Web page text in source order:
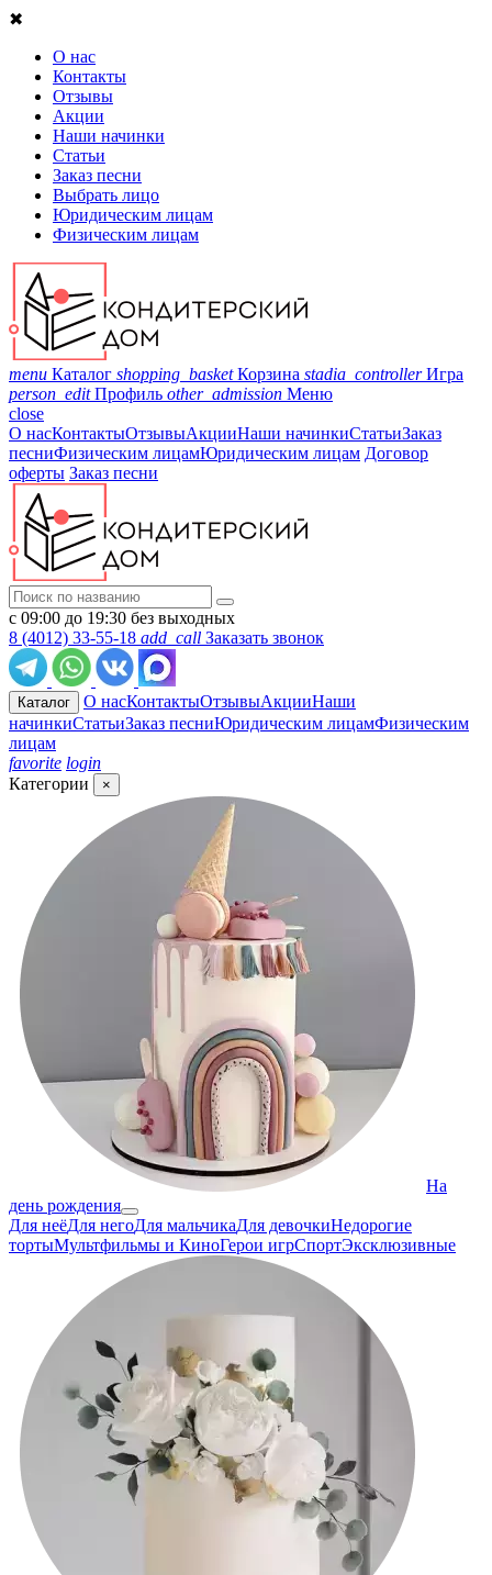
✖
О нас
Контакты
Отзывы
Акции
Наши начинки
Статьи
Заказ песни
Выбрать лицо
Юридическим лицам
Физическим лицам
menu Каталог shopping_basket Корзина stadia_controller Игра
person_edit Профиль other_admission Меню
close
О насКонтактыОтзывыАкцииНаши начинкиСтатьиЗаказ
песниФизическим лицамЮридическим лицам Договор
оферты Заказ песни
с 09:00 до 19:30 без выходных
8 (4012) 33-55-18 add_call Заказать звонок
Каталог О насКонтактыОтзывыАкцииНаши
начинкиСтатьиЗаказ песниЮридическим лицамФизическим
лицам
favorite login
Категории
×
На
день рождения
Для неёДля негоДля мальчикаДля девочкиНедорогие
тортыМультфильмы и КиноГерои игрСпортЭксклюзивные